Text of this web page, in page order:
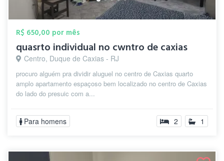
R$ 650,00 por mês
quasrto individual no cwntro de caxias
Centro, Duque de Caxias - RJ
procuro alguém pra dividir aluguel no centro de Caxias quarto
amplo apartamento espaçoso bem localizado no centro de Caxias
do lado do presuic com a...
Para homens 2 1